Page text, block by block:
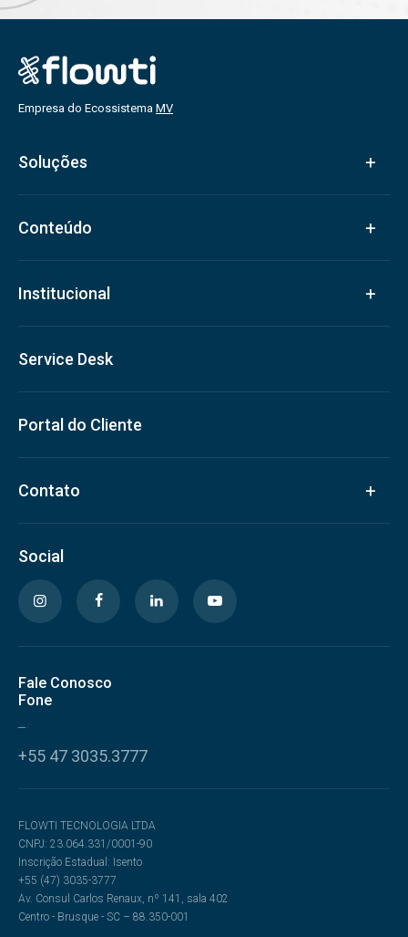
Empresa do Ecossistema MV
Soluções
Conteúdo
Institucional
Service Desk
Portal do Cliente
Contato
Social
Fale Conosco
Fone
+55 47 3035.3777
FLOWTI TECNOLOGIA LTDA
CNPJ: 23.064.331/0001-90
Inscrição Estadual: Isento
+55 (47) 3035-3777
Av. Consul Carlos Renaux, nº 141, sala 402
Centro - Brusque - SC – 88.350-001